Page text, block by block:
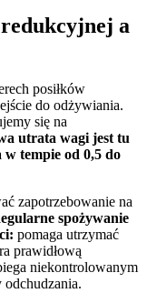
a
posiłków
do odżywiania.
się na
utrata wagi jest tu
w tempie od 0,5 do
zapotrzebowanie na
spożywanie
pomaga utrzymać
prawidłową
niekontrolowanym
odchudzania.